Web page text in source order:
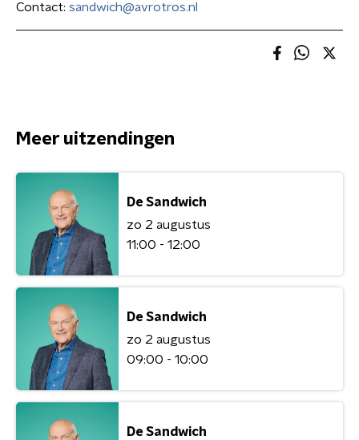
Contact: sandwich@avrotros.nl
Meer uitzendingen
De Sandwich
zo 2 augustus
11:00 - 12:00
De Sandwich
zo 2 augustus
09:00 - 10:00
De Sandwich